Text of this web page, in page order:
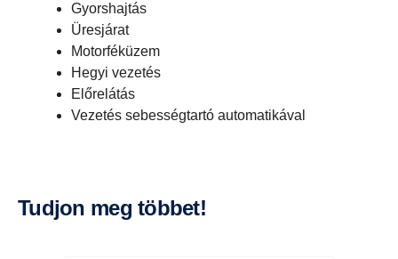
Gyorshajtás
Üresjárat
Motorféküzem
Hegyi vezetés
Előrelátás
Vezetés sebességtartó automatikával
Tudjon meg többet!